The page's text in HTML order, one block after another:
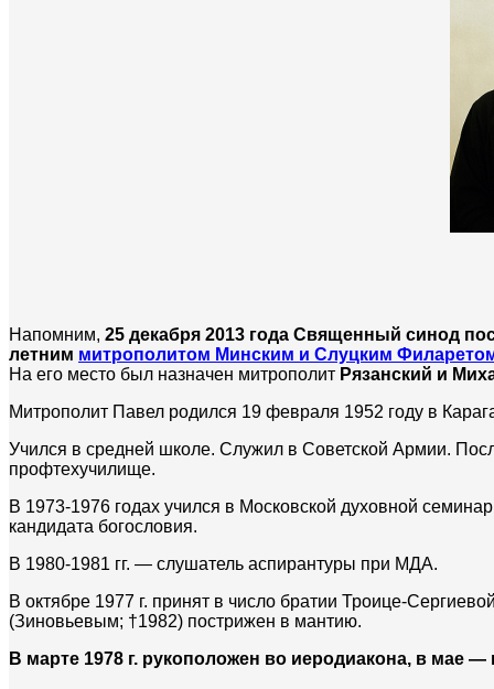
Напомним, 25 декабря 2013 года Священный синод
летним митрополитом Минским и Слуцким
На его место был назначен митрополит Рязанский и
Митрополит Павел родился 19 февраля 1952 году в
Учился в средней школе. Служил в Советской Армии.
профтехучилище.
В 1973-1976 годах учился в Московской духовной
кандидата богословия.
В 1980-1981 гг. — слушатель аспирантуры при МДА.
В октябре 1977 г. принят в число братии Троице-
(Зиновьевым; †1982) пострижен в мантию.
В марте 1978 г. рукоположен во иеродиакона, в мае —